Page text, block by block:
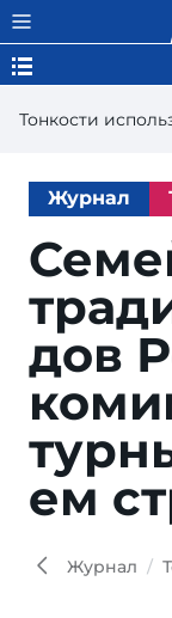
Тонкости
Журнал
дов
ем
Журнал